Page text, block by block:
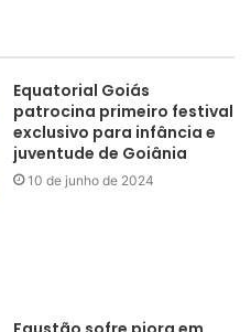
Equatorial Goiás
patrocina primeiro festival
exclusivo para infância e
juventude de Goiânia
10 de junho de 2024